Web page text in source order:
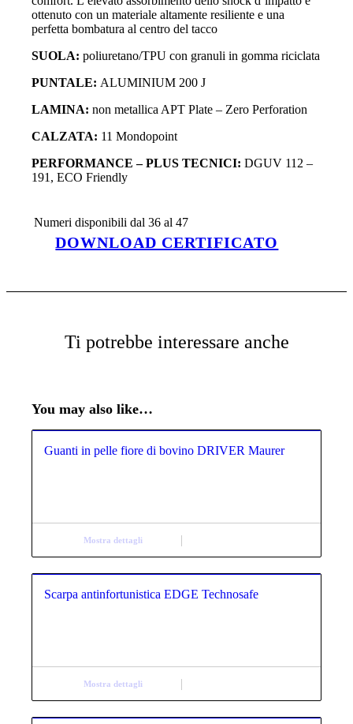
ottenuto con un materiale altamente resiliente e una
perfetta bombatura al centro del tacco
SUOLA: poliuretano/TPU con granuli in gomma riciclata
PUNTALE: ALUMINIUM 200 J
LAMINA: non metallica APT Plate – Zero Perforation
CALZATA: 11 Mondopoint
PERFORMANCE – PLUS TECNICI: DGUV 112 –
191, ECO Friendly
Numeri disponibili dal 36 al 47
DOWNLOAD CERTIFICATO
Ti potrebbe interessare anche
You may also like…
Guanti in pelle fiore di bovino DRIVER Maurer
Mostra dettagli
Scarpa antinfortunistica EDGE Technosafe
Mostra dettagli